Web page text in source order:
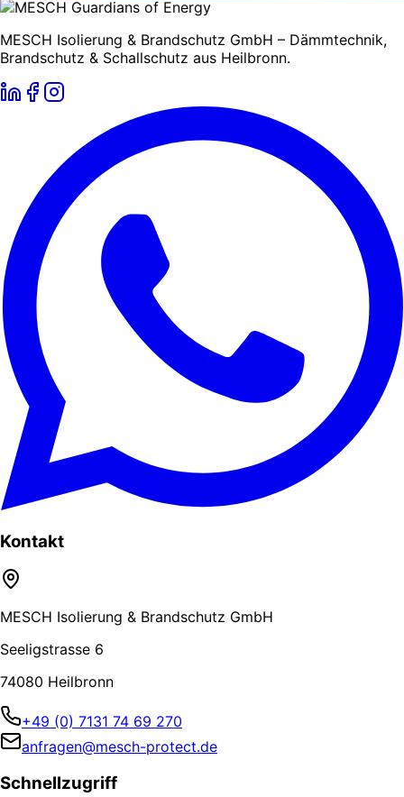
MESCH Isolierung & Brandschutz GmbH – Dämmtechnik,
Brandschutz & Schallschutz aus Heilbronn.
Kontakt
MESCH Isolierung & Brandschutz GmbH
Seeligstrasse 6
74080 Heilbronn
+49 (0) 7131 74 69 270
anfragen@mesch-protect.de
Schnellzugriff